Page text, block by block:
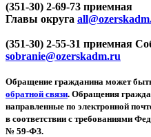
(351-30) 2-69-73 приемная
Главы округа
(351-30) 2-55-31 приемная
sobranie@ozerskadm.ru
Обращение гражданина может
обратной связи. Обращения
направленные по электронной
в соответствии с требованиями
№ 59-ФЗ.